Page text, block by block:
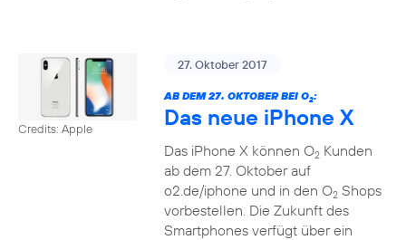
Credits: Apple
27. Oktober 2017
AB DEM 27. OKTOBER BEI O2:
Das neue iPhone X
Das iPhone X können O2Kunden
ab dem 27. Oktober auf
o2.de/iphone und in den O2Shops
vorbestellen. Die Zukunft des
Smartphones verfügt über ein